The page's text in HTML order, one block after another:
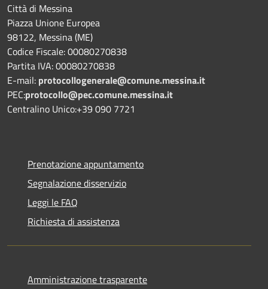
Città di Messina
Piazza Unione Europea
98122, Messina (ME)
Codice Fiscale: 00080270838
Partita IVA: 00080270838
E-mail: protocollogenerale@comune.messina.it
PEC:protocollo@pec.comune.messina.it
Centralino Unico:+39 090 7721
Prenotazione appuntamento
Segnalazione disservizio
Leggi le FAQ
Richiesta di assistenza
Amministrazione trasparente